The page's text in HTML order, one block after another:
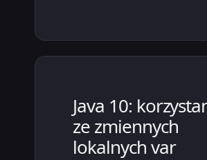
Java 10:
ze zmiennych
lokalnych var